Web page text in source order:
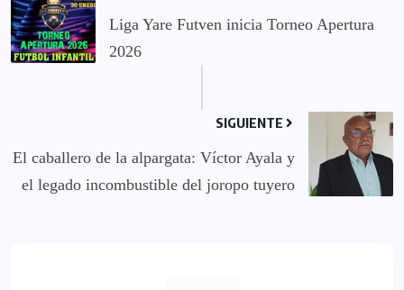
Liga Yare Futven inicia Torneo Apertura
2026
SIGUIENTE
El caballero de la alpargata: Víctor Ayala y
el legado incombustible del joropo tuyero